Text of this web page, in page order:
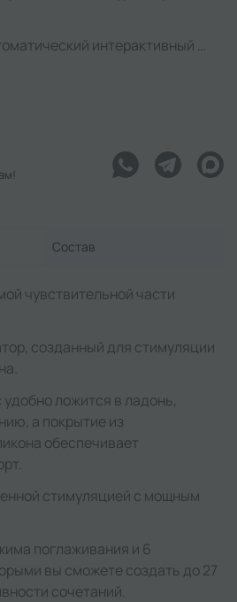
Sam Neo 2 Автоматический интерактивный мастурбатор
Состав
чувствительной части
созданный для стимуляции
ложится в ладонь,
а покрытие из
обеспечивает
стимуляцией с мощным
поглаживания и 6
вы сможете создать до 27
сочетаний.